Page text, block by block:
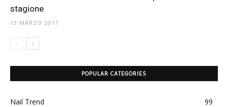
stagione
13 MARZO 2017
POPULAR CATEGORIES
Nail Trend
99